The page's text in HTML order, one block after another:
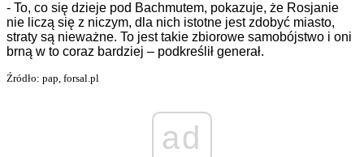
- To, co się dzieje pod Bachmutem, pokazuje, że Rosjanie
nie liczą się z niczym, dla nich istotne jest zdobyć miasto,
straty są nieważne. To jest takie zbiorowe samobójstwo i oni
brną w to coraz bardziej – podkreślił generał.
Źródło: pap, forsal.pl
ad